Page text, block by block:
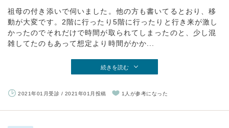
祖母の付き添いで伺いました。他の方も書いてるとおり、移
動が大変です。2階に行ったり5階に行ったりと行き来が激し
かったのでそれだけで時間が取られてしまったのと、少し混
雑してたのもあって想定より時間がかか...
続きを読む
2021年01月受診 / 2021年01月投稿 1人が参考になった